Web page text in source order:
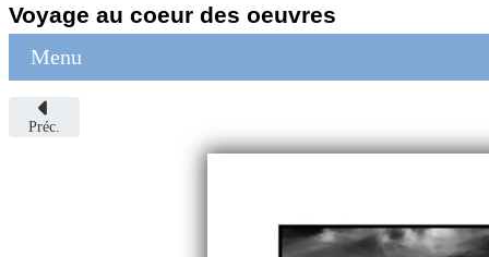
Voyage au coeur des oeuvres
Menu
Préc.